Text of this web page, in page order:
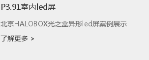
P3.91室内led屏
北京HALOBOX光之盒异形led屏案例展示
了解更多 >